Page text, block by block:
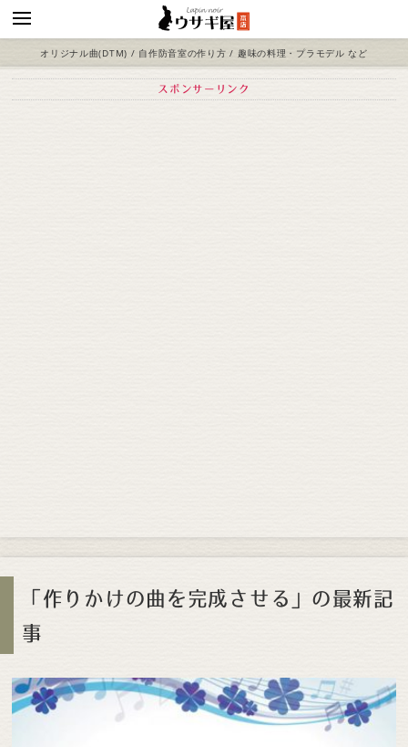
オリジナル曲(DTM) / 自作防音室の作り方 / 趣味の料理・プラモデル など
スポンサーリンク
「作りかけの曲を完成させる」の最新記
事